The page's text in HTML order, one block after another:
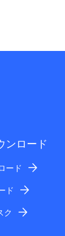
ンロード
ード
ド
ク